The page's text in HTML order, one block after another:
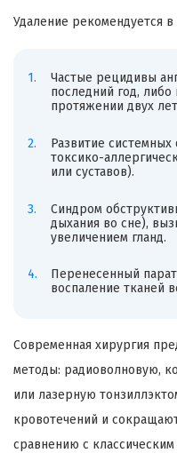
Удаление рекомендуется
Частые рецидивы
последний год, либо
протяжении двух
Развитие
токсико-
или суставов).
Синдром
дыхания во сне),
увеличением гланд.
Перенесенный
воспаление тканей
Современная хирургия
методы: радиоволновую,
или лазерную
кровотечений и
сравнению с